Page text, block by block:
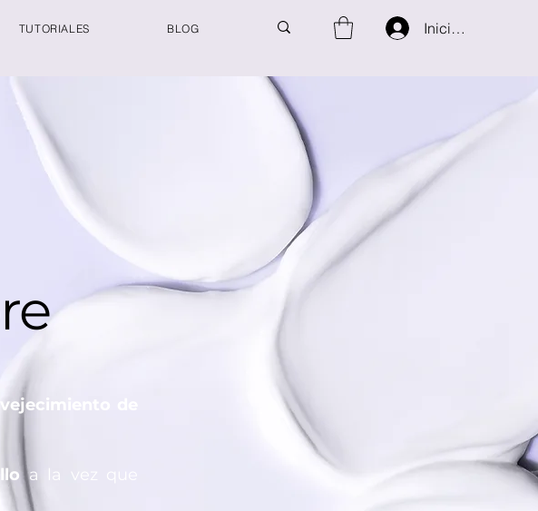
TUTORIALES BLOG Iniciar sesión
de
a la vez que